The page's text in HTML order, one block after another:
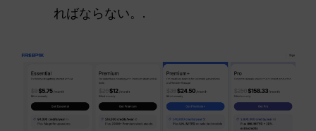
ればならない。.